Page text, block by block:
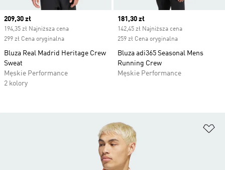
Current price
209,30 zł
194,35 zł Najniższa cena
299 zł Cena oryginalna
Bluza Real Madrid Heritage Crew
Sweat
Męskie Performance
2 kolory
Current price
181,30 zł
142,45 zł Najniższa cena
259 zł Cena oryginalna
Bluza adi365 Seasonal Mens
Running Crew
Męskie Performance